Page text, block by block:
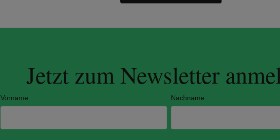
Jetzt zum Newsletter
Vorname Nachname